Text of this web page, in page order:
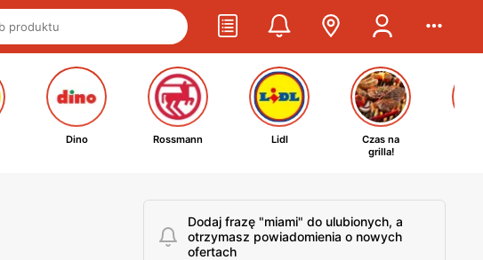
Dino Rossmann Lidl
Czas na
grilla!
Dodaj frazę "miami" do ulubionych, a
otrzymasz powiadomienia o nowych
ofertach